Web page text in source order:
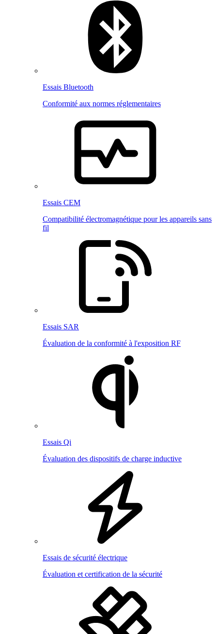
Essais Bluetooth
Conformité aux normes réglementaires
Essais CEM
Compatibilité électromagnétique pour les appareils sans
fil
Essais SAR
Évaluation de la conformité à l'exposition RF
Essais Qi
Évaluation des dispositifs de charge inductive
Essais de sécurité électrique
Évaluation et certification de la sécurité